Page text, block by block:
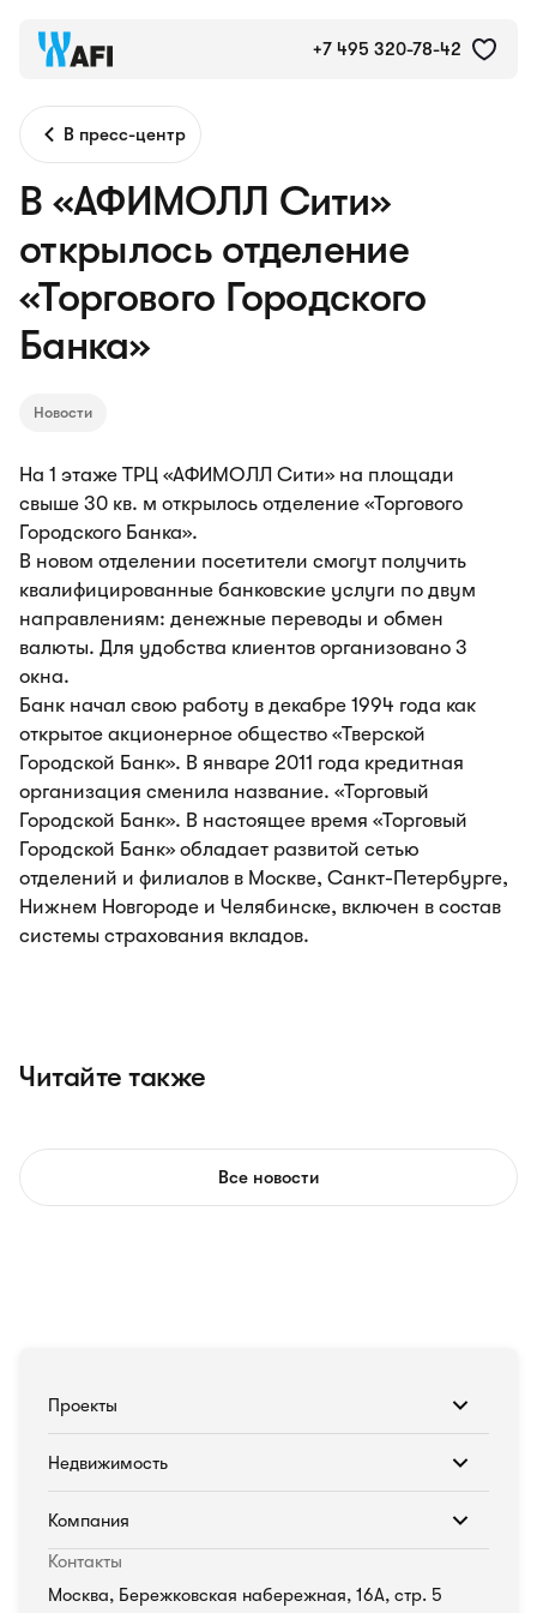
+7 495 320-78-42
В пресс-центр
В «АФИМОЛЛ Сити»
открылось отделение
«Торгового Городского
Банка»
Новости
На 1 этаже ТРЦ «АФИМОЛЛ Сити» на площади
свыше 30 кв. м открылось отделение «Торгового
Городского Банка».
В новом отделении посетители смогут получить
квалифицированные банковские услуги по двум
направлениям: денежные переводы и обмен
валюты. Для удобства клиентов организовано 3
окна.
Банк начал свою работу в декабре 1994 года как
открытое акционерное общество «Тверской
Городской Банк». В январе 2011 года кредитная
организация сменила название. «Торговый
Городской Банк». В настоящее время «Торговый
Городской Банк» обладает развитой сетью
отделений и филиалов в Москве, Санкт-Петербурге,
Нижнем Новгороде и Челябинске, включен в состав
системы страхования вкладов.
Читайте также
Все новости
Проекты
Недвижимость
Компания
Контакты
Москва, Бережковская набережная, 16А, стр. 5